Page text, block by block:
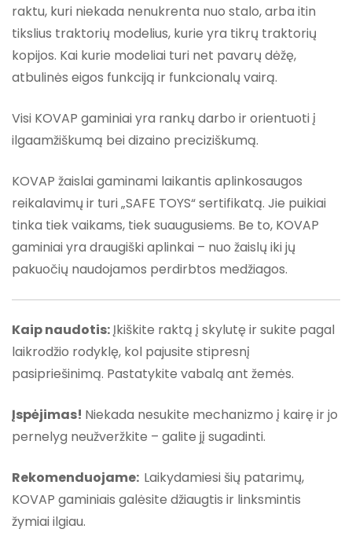
raktu, kuri niekada nenukrenta nuo stalo, arba itin
tikslius traktorių modelius, kurie yra tikrų traktorių
kopijos. Kai kurie modeliai turi net pavarų dėžę,
atbulinės eigos funkciją ir funkcionalų vairą.
Visi KOVAP gaminiai yra rankų darbo ir orientuoti į
ilgaamžiškumą bei dizaino preciziškumą.
KOVAP žaislai gaminami laikantis aplinkosaugos
reikalavimų ir turi „SAFE TOYS“ sertifikatą. Jie puikiai
tinka tiek vaikams, tiek suaugusiems. Be to, KOVAP
gaminiai yra draugiški aplinkai – nuo žaislų iki jų
pakuočių naudojamos perdirbtos medžiagos.
Kaip naudotis:Įkiškite raktą į skylutę ir sukite pagal
laikrodžio rodyklę, kol pajusite stipresnį
pasipriešinimą. Pastatykite vabalą ant žemės.
Įspėjimas! Niekada nesukite mechanizmo į kairę ir jo
pernelyg neužveržkite – galite jį sugadinti.
Rekomenduojame: Laikydamiesi šių patarimų,
KOVAP gaminiais galėsite džiaugtis ir linksmintis
žymiai ilgiau.